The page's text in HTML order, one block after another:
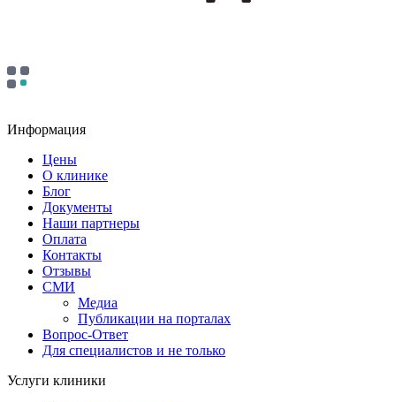
Информация
Цены
О клинике
Блог
Документы
Наши партнеры
Оплата
Контакты
Отзывы
СМИ
Медиа
Публикации на порталах
Вопрос-Ответ
Для специалистов и не только
Услуги клиники